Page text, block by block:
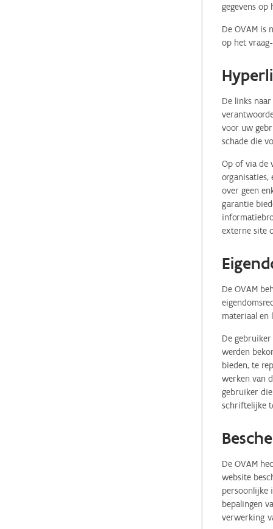
gegevens
De OVAM is
op het
De links
voor uw
schade die
Op of via de
organisaties,
over geen
garantie
externe site
De OVAM
materiaal en
De
werden
bieden, te
werken van
gebruiker
schriftelijke
De OVAM
website
persoonlijke
bepalingen
verwerking